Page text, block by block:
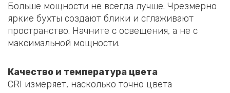
Больше мощности не всегда лучше. Чрезмерно
яркие бухты создают блики и сглаживают
пространство. Начните с освещения, а не с
максимальной мощности.
Качество и температура цвета
CRI измеряет, насколько точно цвета